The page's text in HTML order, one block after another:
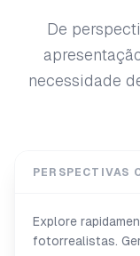
De
necessidade
PERSPECTIVAS
Explore
fotorrealistas.